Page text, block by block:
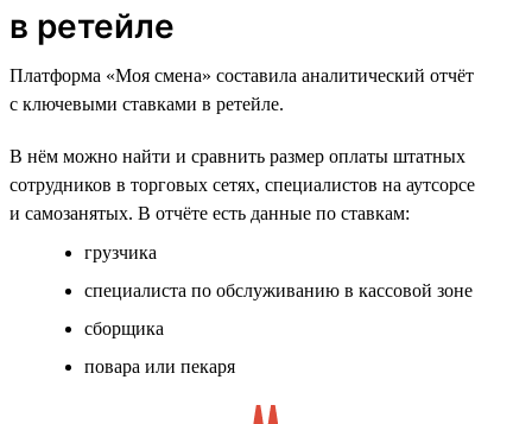
в ретейле
Платформа «Моя смена» составила аналитический отчёт
с ключевыми ставками в ретейле.
В нём можно найти и сравнить размер оплаты штатных
сотрудников в торговых сетях, специалистов на аутсорсе
и самозанятых. В отчёте есть данные по ставкам:
грузчика
специалиста по обслуживанию в кассовой зоне
сборщика
повара или пекаря